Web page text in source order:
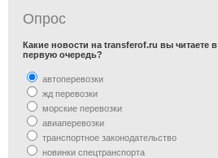
Опрос
Какие новости на transferof.ru вы читаете в
первую очередь?
автоперевозки
жд перевозки
морские перевозки
авиаперевозки
транспортное законодательство
новинки спецтранспорта